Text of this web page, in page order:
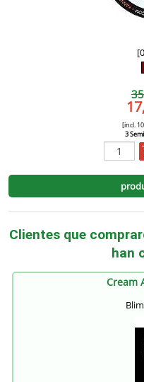
[incl.
3
Clientes que
han
Cream